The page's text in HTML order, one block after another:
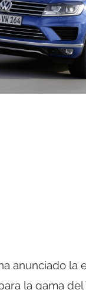
anunciado la
la gama